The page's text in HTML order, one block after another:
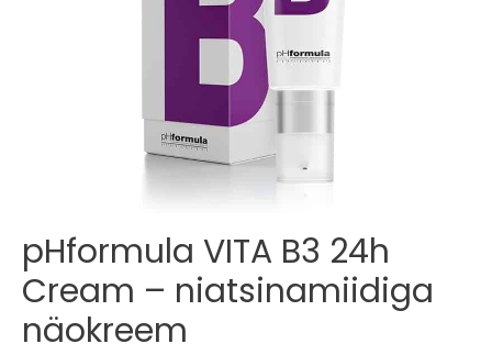
/ pHformula VITA B3 24h Cream –
pHformula VITA B3 24h
Cream – niatsinamiidiga
näokreem